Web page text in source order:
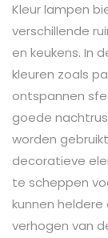
Kleur lampen
verschillende
en keukens. In
kleuren zoals
ontspannen
goede
worden
decoratieve
te scheppen
kunnen
verhogen van